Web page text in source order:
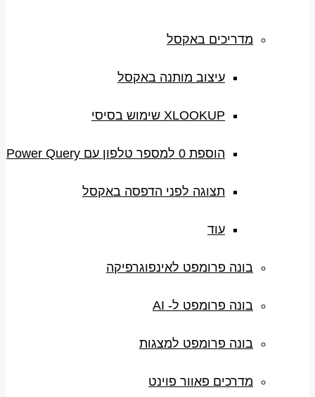
מדריכים באקסל
עיצוב מותנה באקסל
XLOOKUP שימוש בסיסי
הוספת 0 למספר טלפון עם Power Query
תצוגה לפני הדפסה באקסל
עוד
בונה פרומפט לאינפוגרפיקה
בונה פרומפט ל- AI
בונה פרומפט למצגות
מדרכים פאוור פוינט